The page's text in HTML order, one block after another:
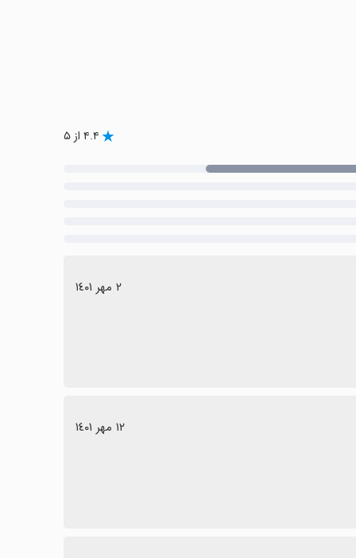
۴.۴ از ۵
٢ مهر ١٤٠١
١٢ مهر ١٤٠١